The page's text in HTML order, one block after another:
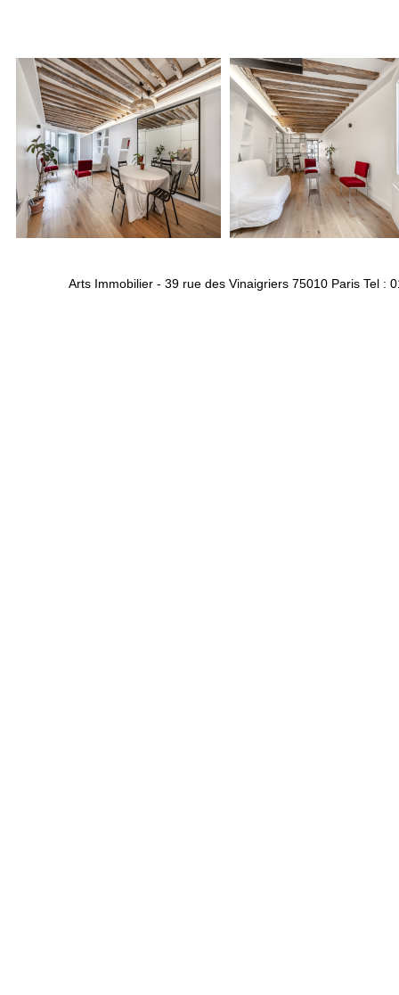
Arts Immobilier - 39 rue des Vinaigriers 75010 Paris Tel :